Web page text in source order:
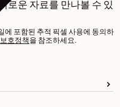
로운 자료를 만나볼 수 있
에 포함된 추적 픽셀 사용에 동의하
호정책을 참조하세요.